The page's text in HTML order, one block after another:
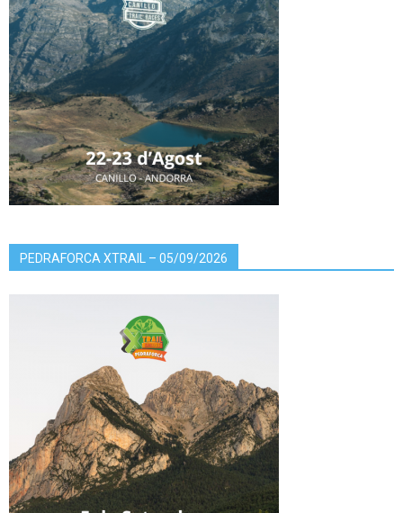
PEDRAFORCA XTRAIL – 05/09/2026